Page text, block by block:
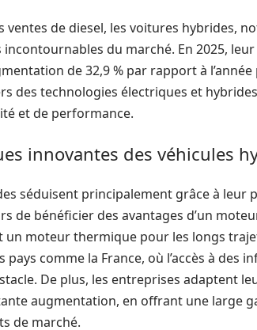
ventes de diesel, les voitures hybrides,
du marché. En 2025,
de 32,9 % par rapport à
des technologies électriques et
et de performance.
innovantes des véhicules
séduisent principalement grâce à leur
de bénéficier des avantages d’un
un moteur thermique pour les longs
pays comme la France, où l’accès à des
De plus, les entreprises adaptent
augmentation, en offrant une large
de marché.